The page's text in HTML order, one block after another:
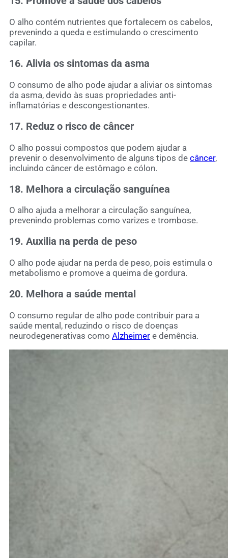
O alho contém nutrientes que fortalecem os cabelos,
prevenindo a queda e estimulando o crescimento
capilar.
16. Alivia os sintomas da asma
O consumo de alho pode ajudar a aliviar os sintomas
da asma, devido às suas propriedades anti-
inflamatórias e descongestionantes.
17. Reduz o risco de câncer
O alho possui compostos que podem ajudar a
prevenir o desenvolvimento de alguns tipos de câncer,
incluindo câncer de estômago e cólon.
18. Melhora a circulação sanguínea
O alho ajuda a melhorar a circulação sanguínea,
prevenindo problemas como varizes e trombose.
19. Auxilia na perda de peso
O alho pode ajudar na perda de peso, pois estimula o
metabolismo e promove a queima de gordura.
20. Melhora a saúde mental
O consumo regular de alho pode contribuir para a
saúde mental, reduzindo o risco de doenças
neurodegenerativas como Alzheimer e demência.